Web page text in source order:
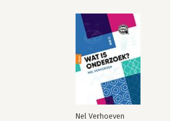
Nel Verhoeven